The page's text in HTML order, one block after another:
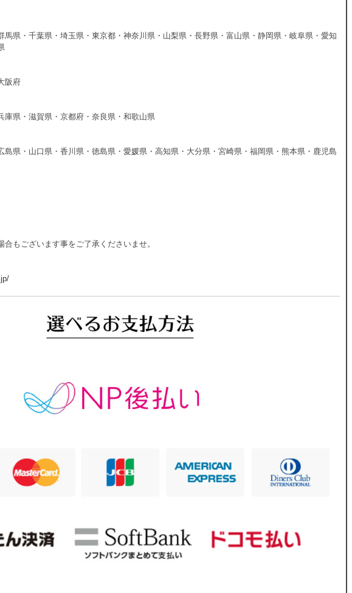
馬県・千葉県・埼玉県・東京都・神奈川県・山梨県・長野県・富山県・静岡県・岐阜県・愛知
阪府
庫県・滋賀県・京都府・奈良県・和歌山県
島県・山口県・香川県・徳島県・愛媛県・高知県・大分県・宮崎県・福岡県・熊本県・鹿児島
もございます事をご了承くださいませ。